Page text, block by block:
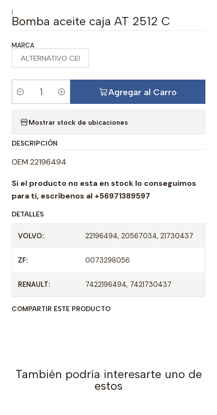
|
Bomba aceite caja AT 2512 C
MARCA
ALTERNATIVO CEI
i
d
d
Agregar al Carro
Mostrar stock de ubicaciones
DESCRIPCIÓN
OEM 22196494
Si el producto no esta en stock lo conseguimos
para ti, escríbenos al +56971389597
DETALLES
VOLVO: 22196494, 20567034, 21730437
ZF: 0073298056
RENAULT: 7422196494, 7421730437
COMPARTIR ESTE PRODUCTO
También podría interesarte uno de
estos